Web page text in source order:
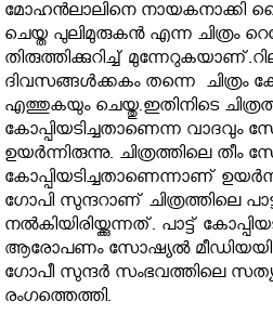
മോഹന്‍ലാലിനെ നായകനാക്കി
ചെയ്ത പുലിമുരുകന്‍ എന്ന ചിത്രം
തിരുത്തിക്കുറിച്ച്
ദിവസങ്ങൾക്കകം തന്നെ ചിത്രം
എത്തുകയും ചെയ്തു.ഇതിനിടെ
കോപ്പിയടിച്ചതാണെന്ന വാദവും
ഉയർന്നിരുന്നു. ചിത്രത്തിലെ തീം
കോപ്പിയടിച്ചതാണെന്നാണ്
ഗോപി സുന്ദറാണ് ചിത്രത്തിലെ
നല്‍കിയിരിയ്ക്കുന്നത്. പാട്ട്
ആരോപണം സോഷ്യൽ
ഗോപീ സുന്ദർ സംഭവത്തിലെ
രംഗത്തെത്തി.